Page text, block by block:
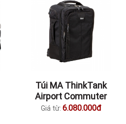
Túi MA ThinkTank
Airport Commuter
Giá từ: 6.080.000đ